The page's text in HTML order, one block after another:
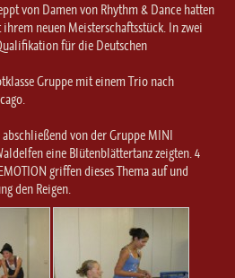
von Damen von Rhythm & Dance hatten
neuen Meisterschaftsstück. In zwei
für die Deutschen
Gruppe mit einem Trio nach
von der Gruppe MINI
eine Blütenblättertanz zeigten. 4
griffen dieses Thema auf und
den Reigen.